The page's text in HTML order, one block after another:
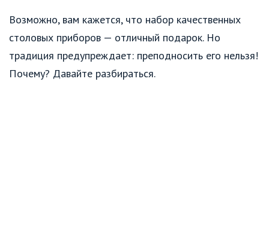
Возможно, вам кажется, что набор качественных
столовых приборов — отличный подарок. Но
традиция предупреждает: преподносить его нельзя!
Почему? Давайте разбираться.